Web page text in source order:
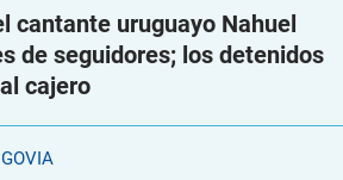
cantante uruguayo Nahuel
de seguidores; los detenidos
cajero